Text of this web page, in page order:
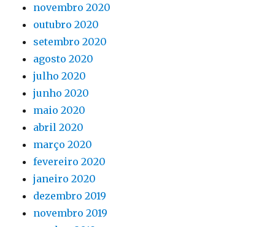
novembro 2020
outubro 2020
setembro 2020
agosto 2020
julho 2020
junho 2020
maio 2020
abril 2020
março 2020
fevereiro 2020
janeiro 2020
dezembro 2019
novembro 2019